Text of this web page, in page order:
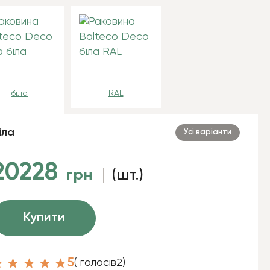
біла RAL
Усі варіанти
грн (шт.)
Купити
5( голосів2)